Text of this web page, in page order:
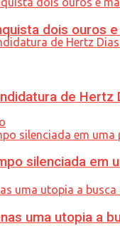
de Hertz
dois ouros
silenciada em
uma utopia a